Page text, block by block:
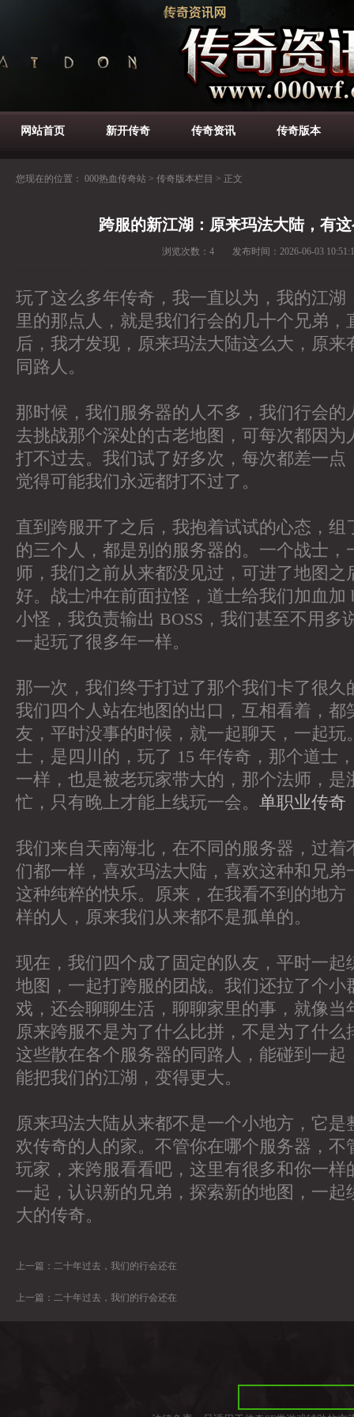
网站首页 新开传奇 传奇资讯 传奇版本
您现在的位置： 000热血传奇站 > 传奇版本栏目 > 正文
跨服的新江湖：原来玛法大陆，有
浏览次数： 4 发布时间： 2026-06-03
玩了这么多年传奇，我一直以为，我的江湖
里的那点人，就是我们行会的几十个兄弟，
后，我才发现，原来玛法大陆这么大，原来
同路人。
那时候，我们服务器的人不多，我们行会的
去挑战那个深处的古老地图，可每次都因为
打不过去。我们试了好多次，每次都差一点
觉得可能我们永远都打不过了。
直到跨服开了之后，我抱着试试的心态，组
的三个人，都是别的服务器的。一个战士，
师，我们之前从来都没见过，可进了地图之
好。战士冲在前面拉怪，道士给我们加血加
小怪，我负责输出 BOSS，我们甚至不用多
一起玩了很多年一样。
那一次，我们终于打过了那个我们卡了很久
我们四个人站在地图的出口，互相看着，都
友，平时没事的时候，就一起聊天，一起玩
士，是四川的，玩了 15 年传奇，那个道士
一样，也是被老玩家带大的，那个法师，是
忙，只有晚上才能上线玩一会。 单职业传奇
我们来自天南海北，在不同的服务器，过着
们都一样，喜欢玛法大陆，喜欢这种和兄弟
这种纯粹的快乐。原来，在我看不到的地方
样的人，原来我们从来都不是孤单的。
现在，我们四个成了固定的队友，平时一起
地图，一起打跨服的团战。我们还拉了个小
戏，还会聊聊生活，聊聊家里的事，就像当
原来跨服不是为了什么比拼，不是为了什么
这些散在各个服务器的同路人，能碰到一起
能把我们的江湖，变得更大。
原来玛法大陆从来都不是一个小地方，它是
欢传奇的人的家。不管你在哪个服务器，不
玩家，来跨服看看吧，这里有很多和你一样
一起，认识新的兄弟，探索新的地图，一起
大的传奇。
上一篇： 二十年过去，我们的行会还在
上一篇： 二十年过去，我们的行会还在